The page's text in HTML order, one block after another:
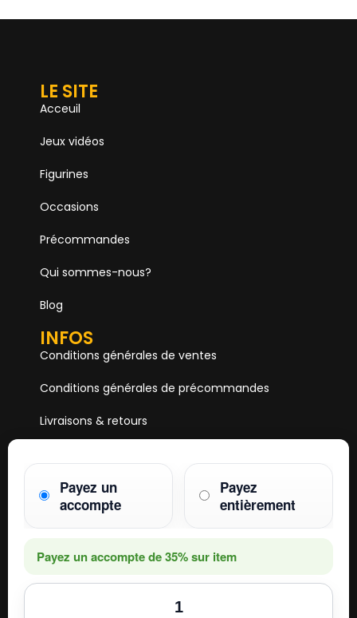
Payez un
accompte
Payez
entièrement
Payez un accompte de35%sur item
LE SITE
Acceuil
Jeux vidéos
Figurines
Occasions
Précommandes
Qui sommes-nous?
Blog
INFOS
Conditions générales de ventes
Conditions générales de précommandes
Livraisons & retours
Paiements
HOBBY ONE
75011 PARIS
Mail. hobby1shop@gmail.com